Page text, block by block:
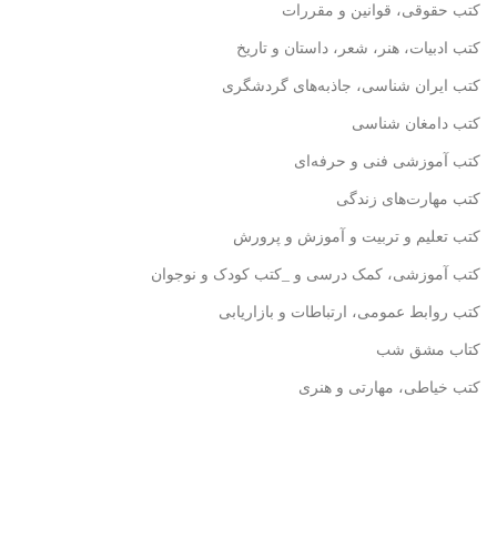
کتب حقوقی، قوانین و مقررات
کتب ادبیات، هنر، شعر، داستان و تاریخ
کتب ایران شناسی، جاذبه‌های گردشگری
کتب دامغان شناسی
کتب آموزشی فنی و حرفه‌ای
کتب مهارت‌های زندگی
کتب تعلیم و تربیت و آموزش و پرورش
کتب آموزشی، کمک درسی و _کتب کودک و نوجوان
کتب روابط عمومی، ارتباطات و بازاریابی
کتاب مشق شب
کتب خیاطی، مهارتی و هنری